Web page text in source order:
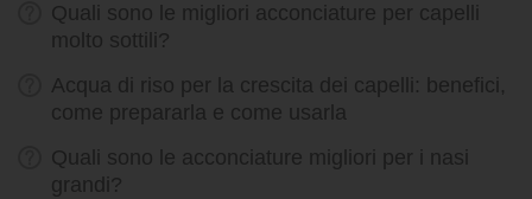
Quali sono le migliori acconciature per capelli
molto sottili?
Acqua di riso per la crescita dei capelli: benefici,
come prepararla e come usarla
Quali sono le acconciature migliori per i nasi
grandi?